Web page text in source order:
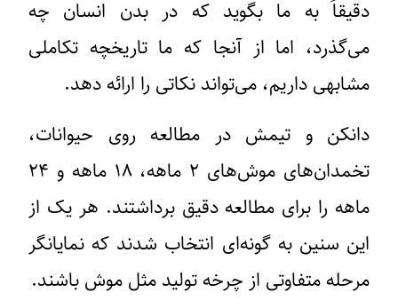
دقیقاً به ما بگوید که در بدن انسان چه
می‌گذرد، اما از آنجا که ما تاریخچه تکاملی
مشابهی داریم، می‌تواند نکاتی را ارائه دهد.
دانکن و تیمش در مطالعه روی حیوانات،
تخمدان‌های موش‌های ۲ ماهه، ۱۸ ماهه و ۲۴
ماهه را برای مطالعه دقیق برداشتند. هر یک از
این سنین به گونه‌ای انتخاب شدند که نمایانگر
مرحله متفاوتی از چرخه تولید مثل موش باشند.